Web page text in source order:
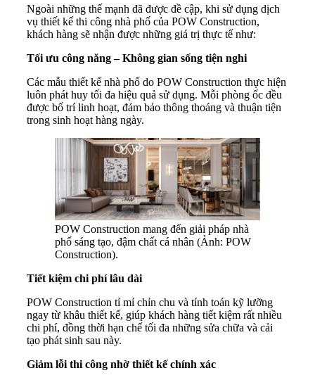
Ngoài những thế mạnh đã được đề cập, khi sử dụng dịch
vụ thiết kế thi công nhà phố của POW Construction,
khách hàng sẽ nhận được những giá trị thực tế như:
Tối ưu công năng – Không gian sống tiện nghi
Các mẫu thiết kế nhà phố do POW Construction thực hiện
luôn phát huy tối đa hiệu quả sử dụng. Mỗi phòng ốc đều
được bố trí linh hoạt, đảm bảo thông thoáng và thuận tiện
trong sinh hoạt hàng ngày.
POW Construction mang đến giải pháp nhà
phố sáng tạo, đậm chất cá nhân (Ảnh: POW
Construction).
Tiết kiệm chi phí lâu dài
POW Construction tỉ mỉ chỉn chu và tính toán kỹ lưỡng
ngay từ khâu thiết kế, giúp khách hàng tiết kiệm rất nhiều
chi phí, đồng thời hạn chế tối đa những sửa chữa và cải
tạo phát sinh sau này.
Giảm lỗi thi công nhờ thiết kế chính xác